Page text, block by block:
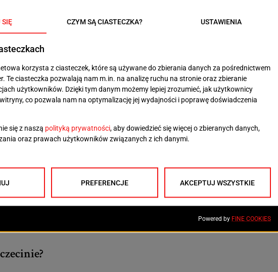
osobistą książkę – opisuje losy rodzin, które
Książka zdobyła ogromne uznanie, trafiając
„Inną od siebie”, czy nominowane do Nagrody
czyli jak nie zostałem bohaterem”. Autorka jest
na Uniwersytecie Ruhry w Bochum i
się w literaturze migracyjnej oraz polsko-
literatury
jest przyznawane od 16 lat, ale nigdy
gościł w Gdańsku, Wrocławiu, Olsztynie czy
wspólne dziedzictwo Europy Środkowo-
literackich i społecznych w danym
między narodami. Teraz to właśnie Szczecin